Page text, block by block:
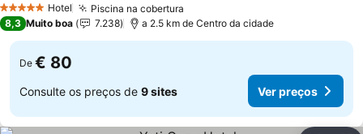
5 Estrelas Hotel Piscina na cobertura
8,3 Muito boa 7.238 a 2.5 km de Centro da cidade
De € 80
Consulte os preços de 9 sites Ver preços